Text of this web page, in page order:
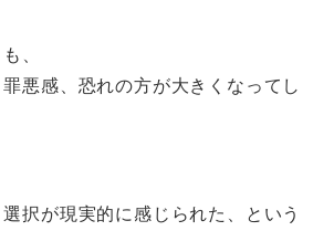
、
悪感、恐れの方が大きくなってし
選択が現実的に感じられた、という